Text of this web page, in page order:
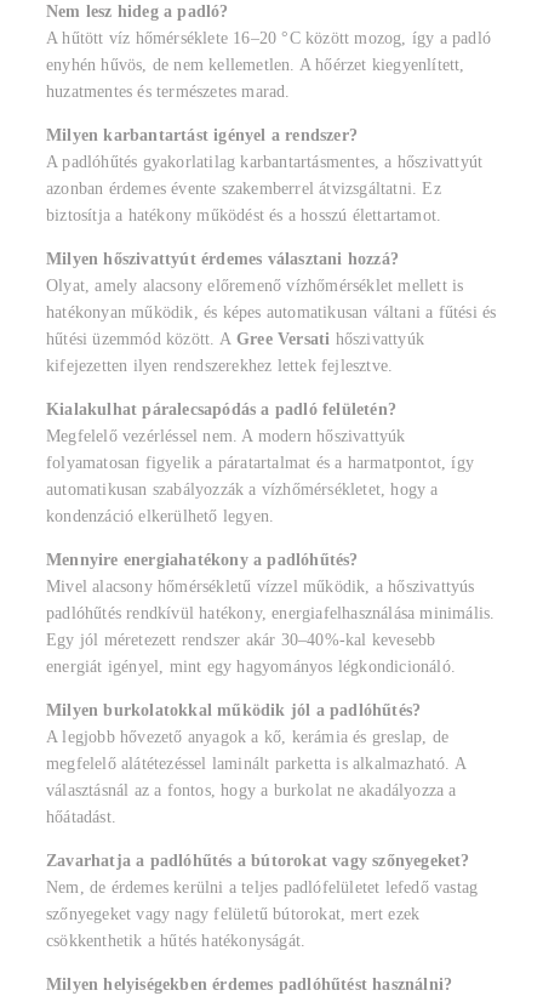
Nem lesz hideg a padló?
A hűtött víz hőmérséklete 16–20 °C között mozog, így a padló
enyhén hűvös, de nem kellemetlen. A hőérzet kiegyenlített,
huzatmentes és természetes marad.
Milyen karbantartást igényel a rendszer?
A padlóhűtés gyakorlatilag karbantartásmentes, a hőszivattyút
azonban érdemes évente szakemberrel átvizsgáltatni. Ez
biztosítja a hatékony működést és a hosszú élettartamot.
Milyen hőszivattyút érdemes választani hozzá?
Olyat, amely alacsony előremenő vízhőmérséklet mellett is
hatékonyan működik, és képes automatikusan váltani a fűtési és
hűtési üzemmód között. A Gree Versati hőszivattyúk
kifejezetten ilyen rendszerekhez lettek fejlesztve.
Kialakulhat páralecsapódás a padló felületén?
Megfelelő vezérléssel nem. A modern hőszivattyúk
folyamatosan figyelik a páratartalmat és a harmatpontot, így
automatikusan szabályozzák a vízhőmérsékletet, hogy a
kondenzáció elkerülhető legyen.
Mennyire energiahatékony a padlóhűtés?
Mivel alacsony hőmérsékletű vízzel működik, a hőszivattyús
padlóhűtés rendkívül hatékony, energiafelhasználása minimális.
Egy jól méretezett rendszer akár 30–40%-kal kevesebb
energiát igényel, mint egy hagyományos légkondicionáló.
Milyen burkolatokkal működik jól a padlóhűtés?
A legjobb hővezető anyagok a kő, kerámia és greslap, de
megfelelő alátétezéssel laminált parketta is alkalmazható. A
választásnál az a fontos, hogy a burkolat ne akadályozza a
hőátadást.
Zavarhatja a padlóhűtés a bútorokat vagy szőnyegeket?
Nem, de érdemes kerülni a teljes padlófelületet lefedő vastag
szőnyegeket vagy nagy felületű bútorokat, mert ezek
csökkenthetik a hűtés hatékonyságát.
Milyen helyiségekben érdemes padlóhűtést használni?